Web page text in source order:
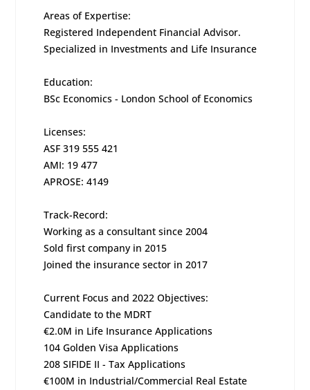
Areas of Expertise:
Registered Independent Financial Advisor.
Specialized in Investments and Life Insurance
Education:
BSc Economics - London School of Economics
Licenses:
ASF 319 555 421
AMI: 19 477
APROSE: 4149
Track-Record:
Working as a consultant since 2004
Sold first company in 2015
Joined the insurance sector in 2017
Current Focus and 2022 Objectives:
Candidate to the MDRT
€2.0M in Life Insurance Applications
104 Golden Visa Applications
208 SIFIDE II - Tax Applications
€100M in Industrial/Commercial Real Estate